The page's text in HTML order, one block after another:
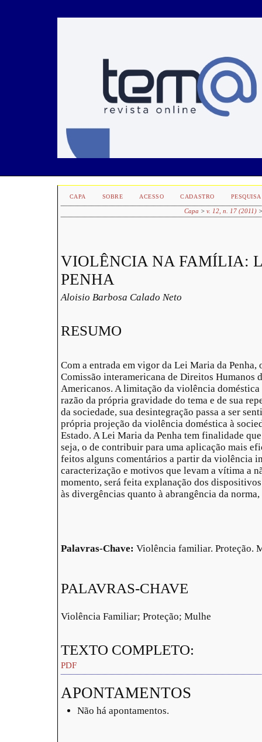
CAPA SOBRE ACESSO CADASTRO PESQUISA
Capa > v. 12, n. 17 (2011)
VIOLÊNCIA NA FAMÍLIA:
PENHA
Aloisio Barbosa Calado Neto
RESUMO
Com a entrada em vigor da Lei Maria da Penha,
Comissão interamericana de Direitos Humanos
Americanos. A limitação da violência
razão da própria gravidade do tema e de sua
da sociedade, sua desintegração passa a ser
própria projeção da violência doméstica à
Estado. A Lei Maria da Penha tem finalidade
seja, o de contribuir para uma aplicação mais
feitos alguns comentários a partir da violência
caracterização e motivos que levam a vítima a
momento, será feita explanação dos
às divergências quanto à abrangência da
Palavras-Chave: Violência familiar. Proteção.
PALAVRAS-CHAVE
Violência Familiar; Proteção; Mulhe
TEXTO COMPLETO:
PDF
APONTAMENTOS
Não há apontamentos.